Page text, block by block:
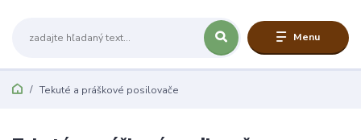
Menu
Tekuté a práškové posilovače